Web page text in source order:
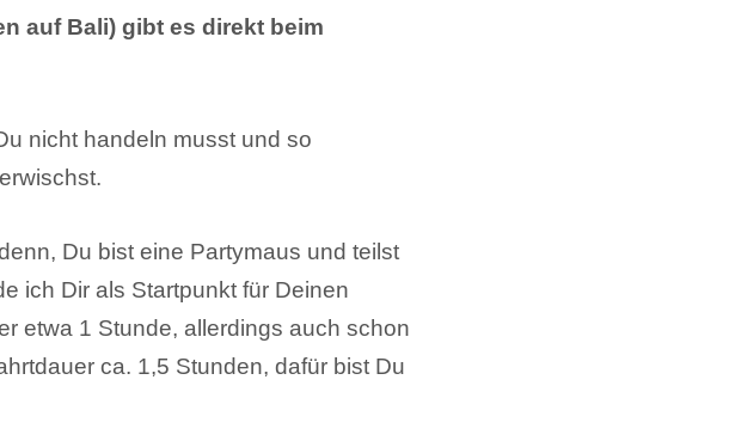
auf Bali) gibt es direkt beim
nicht handeln musst und so
Du bist eine Partymaus und teilst
ich Dir als Startpunkt für Deinen
etwa 1 Stunde, allerdings auch schon
ca. 1,5 Stunden, dafür bist Du